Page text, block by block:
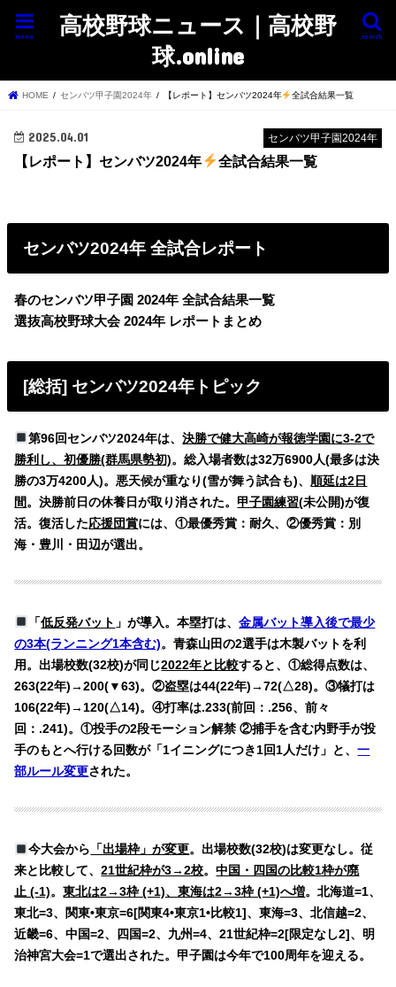
高校野球ニュース｜高校野
球.online
search
menu
HOME センバツ甲子園2024年 【レポート】センバツ2024年 全試合結果一覧
センバツ甲子園2024年
2025.04.01
【レポート】センバツ2024年 全試合結果一覧
センバツ2024年 全試合レポート
春のセンバツ甲子園 2024年 全試合結果一覧
選抜高校野球大会 2024年 レポートまとめ
[総括] センバツ2024年トピック
第96回センバツ2024年は、決勝で健大高崎が報徳学園に3-2で
勝利し、初優勝(群馬県勢初)。総入場者数は32万6900人(最多は決
勝の3万4200人)。悪天候が重なり(雪が舞う試合も)、 順延は2日
間。決勝前日の休養日が取り消された。 甲子園練習(未公開)が復
活。復活した応援団賞には、①最優秀賞：耐久、②優秀賞：別
海・豊川・田辺が選出。
「低反発バット 」が導入。本塁打は、金属バット導入後で最少
の3本(ランニング1本含む)。青森山田の2選手は木製バットを利
用。 出場校数(32校)が同じ2022年と比較すると、①総得点数は、
263(22年)→200(▼63)。②盗塁は44(22年)→72(△28)。③犠打は
106(22年)→120(△14)。④打率は.233(前回：.256、前々
回：.241)。①投手の2段モーション解禁 ②捕手を含む内野手が投
手のもとへ行ける回数が「1イニングにつき1回1人だけ」と、一
部ルール変更された。
今大会から 「出場枠」が変更。出場校数(32校)は変更なし。従
来と比較して、21世紀枠が3→2校。中国・四国の比較1枠が廃
止 (-1)。東北は2→3枠 (+1)、東海は2→3枠 (+1)へ増。北海道=1、
東北=3、関東•東京=6[関東4•東京1•比較1]、東海=3、北信越=2、
近畿=6、中国=2、四国=2、九州=4、21世紀枠=2[限定なし2]、明
治神宮大会=1で選出された。甲子園は今年で100周年を迎える。